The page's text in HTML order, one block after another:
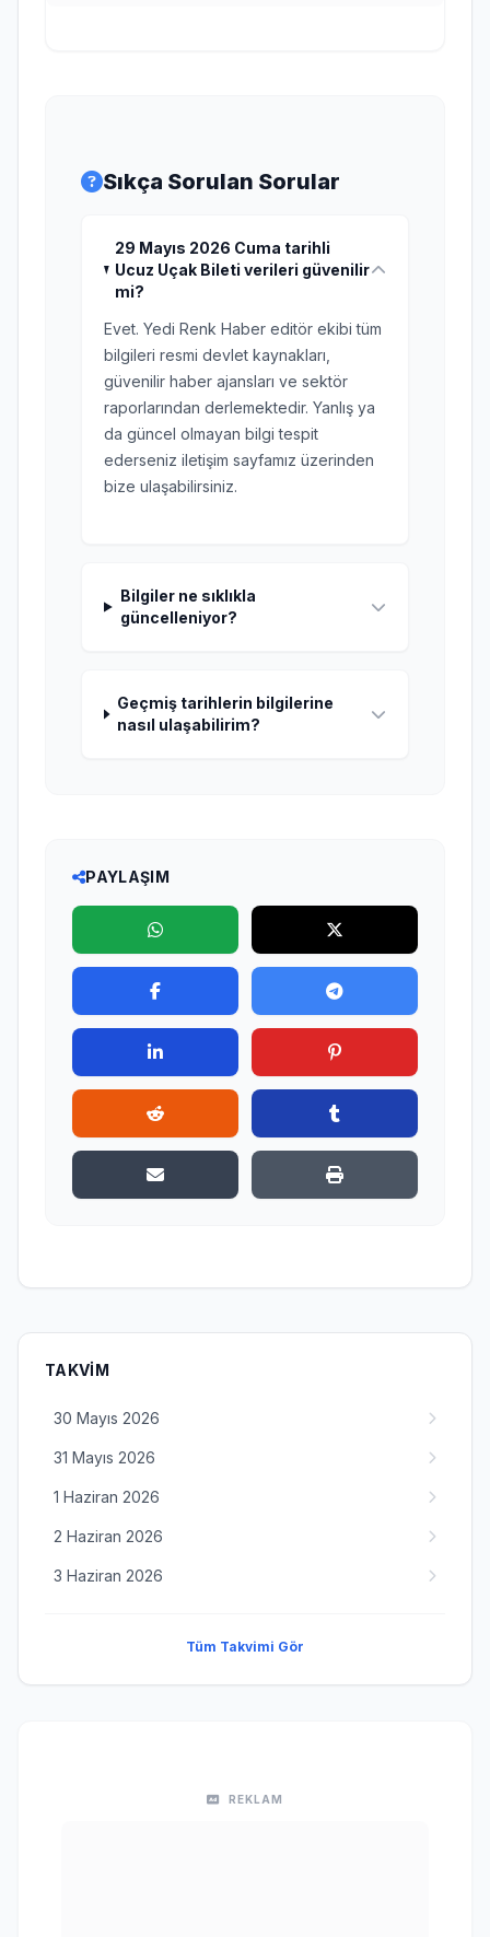
Sıkça Sorulan Sorular
29 Mayıs 2026 Cuma tarihli
Ucuz Uçak Bileti verileri güvenilir
mi?
Evet. Yedi Renk Haber editör ekibi tüm
bilgileri resmi devlet kaynakları,
güvenilir haber ajansları ve sektör
raporlarından derlemektedir. Yanlış ya
da güncel olmayan bilgi tespit
ederseniz iletişim sayfamız üzerinden
bize ulaşabilirsiniz.
Bilgiler ne sıklıkla
güncelleniyor?
Geçmiş tarihlerin bilgilerine
nasıl ulaşabilirim?
PAYLAŞIM
TAKVIM
30 Mayıs 2026
31 Mayıs 2026
1 Haziran 2026
2 Haziran 2026
3 Haziran 2026
Tüm Takvimi Gör
REKLAM